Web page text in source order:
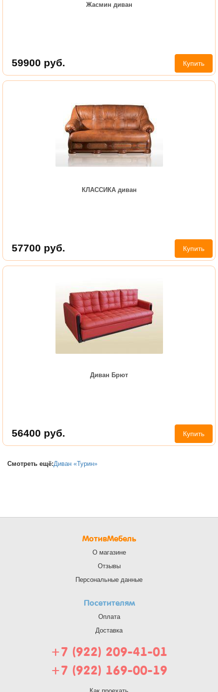
Жасмин диван
59900 руб. Купить
КЛАССИКА диван
57700 руб. Купить
Диван Брют
56400 руб. Купить
Смотреть ещё:Диван «Турин»
МотивМебель
О магазине
Отзывы
Персональные данные
Посетителям
Оплата
Доставка
+7 (922) 209-41-01
+7 (922) 169-00-19
Как проехать